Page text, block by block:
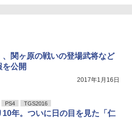
、関ヶ原の戦いの登場武将など
を公開
2017年1月16日
PS4 TGS2016
10年。ついに日の目を見た「仁